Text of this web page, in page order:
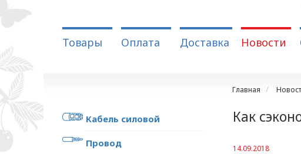
Товары Оплата Доставка Новости
Главная
Кабель силовой
Провод
Как
14.09.2018